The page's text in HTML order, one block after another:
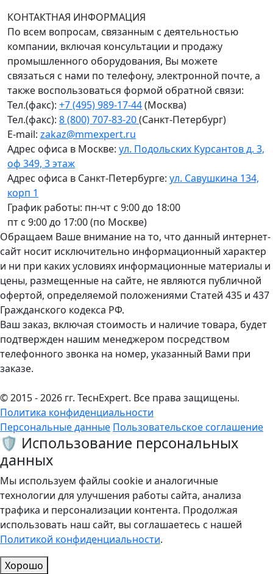
КОНТАКТНАЯ ИНФОРМАЦИЯ
По всем вопросам, связанным с деятельностью
компании, включая консультации и продажу
промышленного оборудования, Вы можете
связаться с нами по телефону, электронной почте, а
также воспользоваться формой обратной связи:
Тел.(факс): +7 (495) 989-17-44(Москва)
Тел.(факс): 8 (800) 707-83-20(Санкт-Петербург)
E-mail: zakaz@mmexpert.ru
Адрес офиса в Москве: ул. Подольских Курсантов д. 3,
оф 349, 3 этаж
Адрес офиса в Санкт-Петербурге: ул. Савушкина 134,
корп 1
График работы: пн-чт с 9:00 до 18:00
пт с 9:00 до 17:00 (по Москве)
Обращаем Ваше внимание на то, что данный интернет-
сайт носит исключительно информационный характер
и ни при каких условиях информационные материалы и
цены, размещенные на сайте, не являются публичной
офертой, определяемой положениями Статей 435 и 437
Гражданского кодекса РФ.
Ваш заказ, включая стоимость и наличие товара, будет
подтвержден нашим менеджером посредством
телефонного звонка на номер, указанный Вами при
заказе.
© 2015 - 2026 гг. ТеcнExpert. Все права защищены.
Политика конфиденциальности
Персональные данные Пользовательское соглашение
🛡️ Использование персональных
данных
Мы используем файлы cookie и аналогичные
технологии для улучшения работы сайта, анализа
трафика и персонализации контента. Продолжая
использовать наш сайт, вы соглашаетесь с нашей
Политикой конфиденциальности.
Хорошо